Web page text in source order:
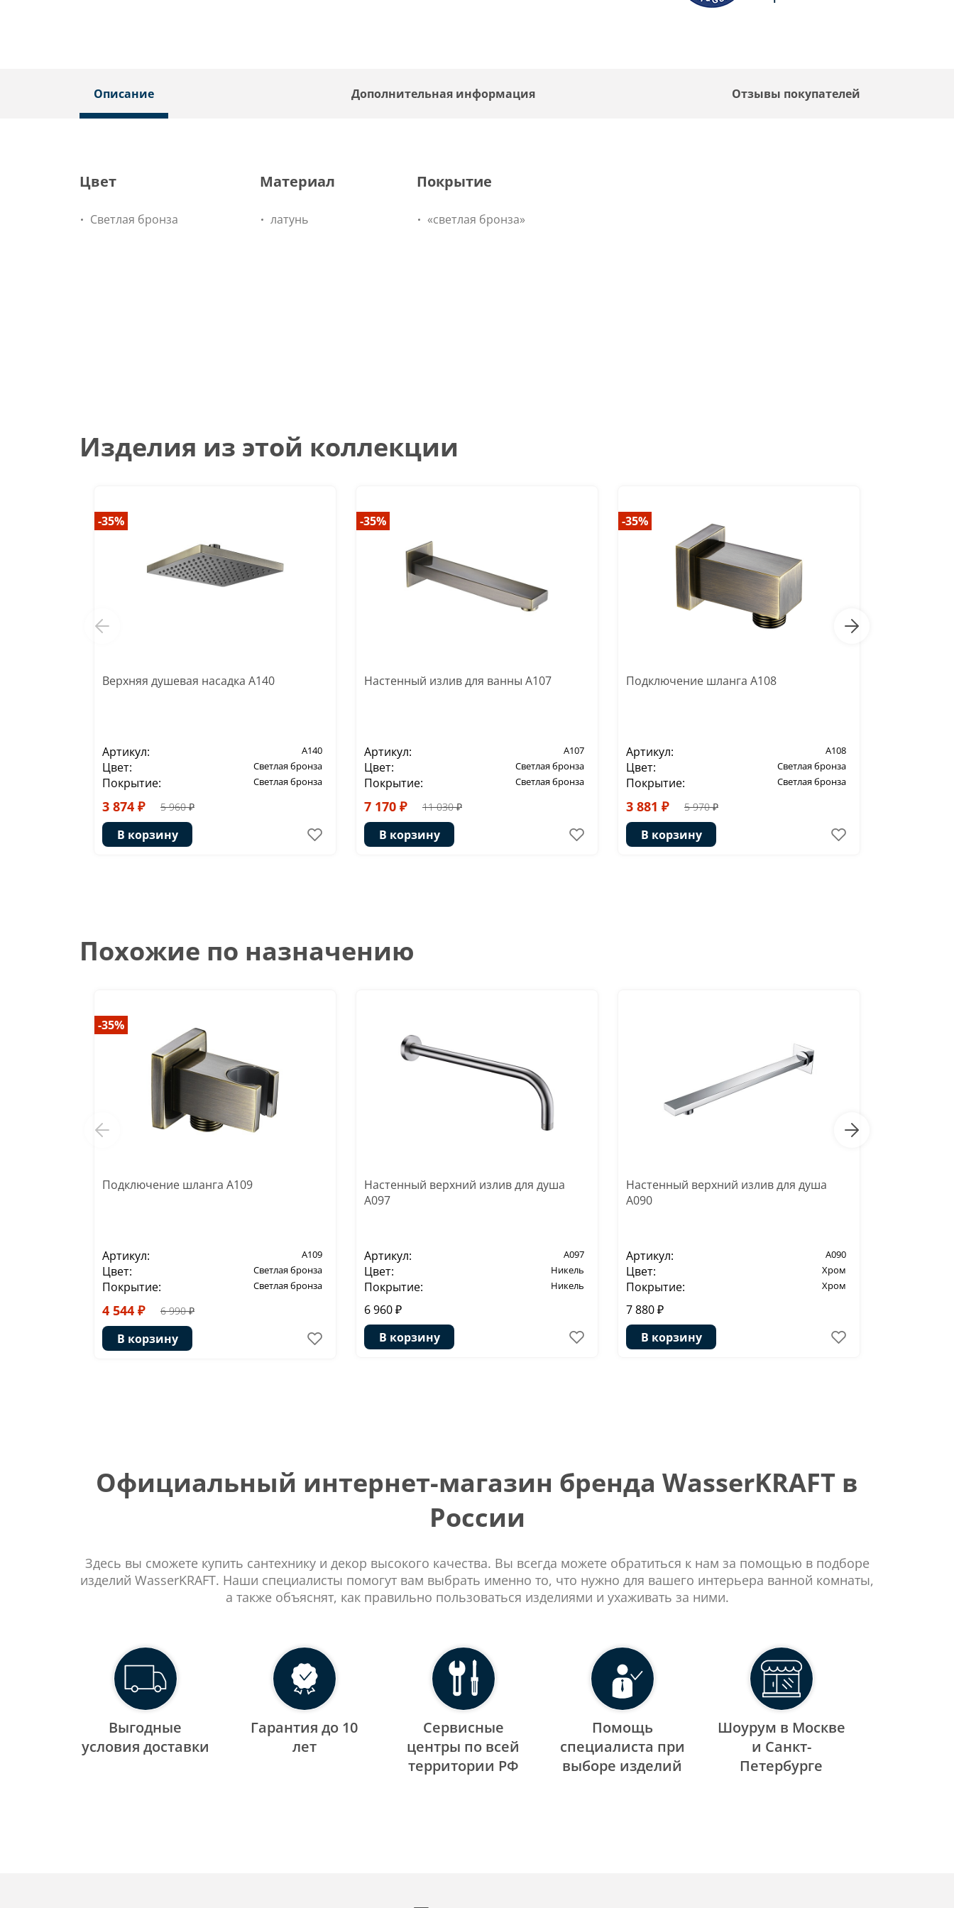
Описание Дополнительная информация Отзывы покупателей
Цвет
Светлая бронза
Материал
латунь
Покрытие
«светлая бронза»
Изделия из этой коллекции
-35%
Верхняя душевая насадка A140
Артикул: A140
Цвет: Светлая бронза
Покрытие: Светлая бронза
3 874 ₽ 5 960 ₽
В корзину
-35%
Настенный излив для ванны A107
Артикул: A107
Цвет: Светлая бронза
Покрытие: Светлая бронза
7 170 ₽ 11 030 ₽
В корзину
-35%
Подключение шланга A108
Артикул: A108
Цвет: Светлая бронза
Покрытие: Светлая бронза
3 881 ₽ 5 970 ₽
В корзину
Похожие по назначению
-35%
Подключение шланга A109
Артикул: A109
Цвет: Светлая бронза
Покрытие: Светлая бронза
4 544 ₽ 6 990 ₽
В корзину
Настенный верхний излив для душа
A097
Артикул: A097
Цвет: Никель
Покрытие: Никель
6 960 ₽
В корзину
Настенный верхний излив для душа
A090
Артикул: A090
Цвет: Хром
Покрытие: Хром
7 880 ₽
В корзину
Официальный интернет-магазин бренда WasserKRAFT в
России
Здесь вы сможете купить сантехнику и декор высокого качества. Вы всегда можете обратиться к нам за помощью в подборе
изделий WasserKRAFT. Наши специалисты помогут вам выбрать именно то, что нужно для вашего интерьера ванной комнаты,
а также объяснят, как правильно пользоваться изделиями и ухаживать за ними.
Выгодные
уcловия доставки
Гарантия до 10
лет
Сервисные
центры по всей
территории РФ
Помощь
специалиста при
выборе изделий
Шоурум в Москве
и Санкт-
Петербурге